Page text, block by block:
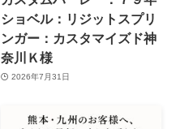
ショベル：リジットスプリ
ンガー：カスタマイズド神
奈川Ｋ様
2026年7月31日